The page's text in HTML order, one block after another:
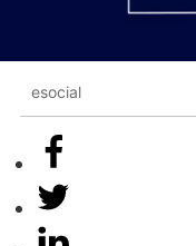
esocial